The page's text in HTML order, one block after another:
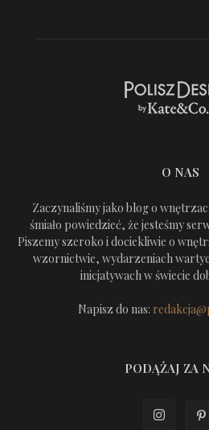
O NAS
Zaczynaliśmy jako blog o
śmiało powiedzieć, że jesteśmy
Piszemy szeroko i dociekliwie o
wzornictwie, wydarzeniach
inicjatywach w świecie
Napisz do nas:
PODĄŻAJ ZA